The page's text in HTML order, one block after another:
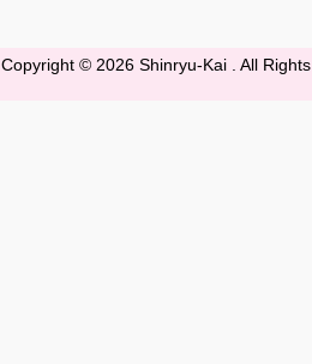
Copyright © 2026 Shinryu-Kai . All